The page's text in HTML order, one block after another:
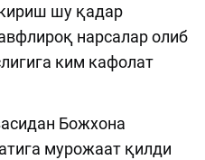
шу қадар
нарсалар олиб
ким кафолат
Божхона
мурожаат қилди